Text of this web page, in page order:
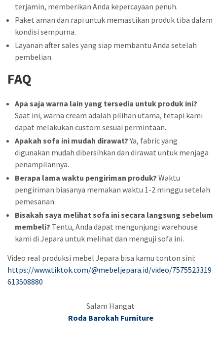
terjamin, memberikan Anda kepercayaan penuh.
Paket aman dan rapi untuk memastikan produk tiba dalam
kondisi sempurna.
Layanan after sales yang siap membantu Anda setelah
pembelian.
FAQ
Apa saja warna lain yang tersedia untuk produk ini?
Saat ini, warna cream adalah pilihan utama, tetapi kami
dapat melakukan custom sesuai permintaan.
Apakah sofa ini mudah dirawat?Ya, fabric yang
digunakan mudah dibersihkan dan dirawat untuk menjaga
penampilannya.
Berapa lama waktu pengiriman produk? Waktu
pengiriman biasanya memakan waktu 1-2 minggu setelah
pemesanan.
Bisakah saya melihat sofa ini secara langsung sebelum
membeli? Tentu, Anda dapat mengunjungi warehouse
kami di Jepara untuk melihat dan menguji sofa ini.
Video real produksi mebel Jepara bisa kamu tonton sini:
https://www.tiktok.com/@mebeljepara.id/video/7575523319
613508880
Salam Hangat
Roda Barokah Furniture